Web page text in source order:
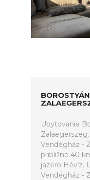
Ubytovanie
Vendégház -
približne 40
jazero Hévíz.
Vendégház -